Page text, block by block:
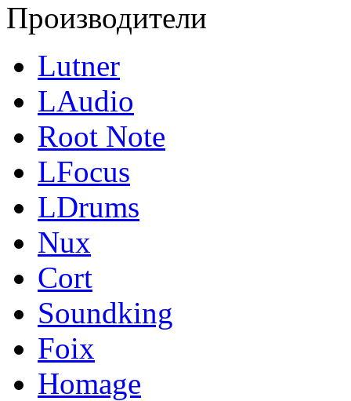
Производители
Lutner
LAudio
Root Note
LFocus
LDrums
Nux
Cort
Soundking
Foix
Homage